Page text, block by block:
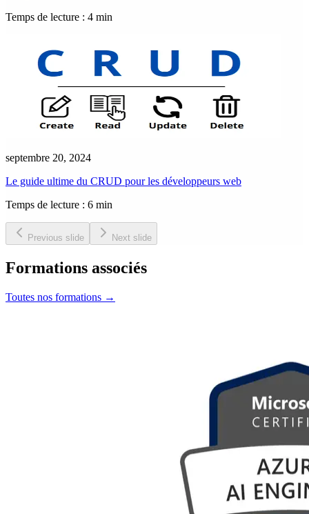
Temps de lecture : 4 min
septembre 20, 2024
Le guide ultime du CRUD pour les développeurs web
Temps de lecture : 6 min
Previous slide Next slide
Formations associés
Toutes nos formations →